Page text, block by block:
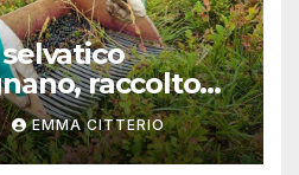
raccolto
da monitorare
EMMA CITTERIO